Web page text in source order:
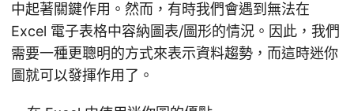
中起著關鍵作用。然而，有時我們會遇到無法在
Excel 電子表格中容納圖表/圖形的情況。因此，我們
需要一種更聰明的方式來表示資料趨勢，而這時迷你
圖就可以發揮作用了。